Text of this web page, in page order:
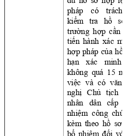
pháp
có trách
kiểm
tra hồ sơ
trường hợp cần
tiến hành xác
hợp pháp của hồ
hạn
xác minh
không quá 15
việc và có văn
nghị Chủ tịch
nhân
dân cấp
nhiệm
  công
kèm theo hồ sơ
bổ nhiệm đối với